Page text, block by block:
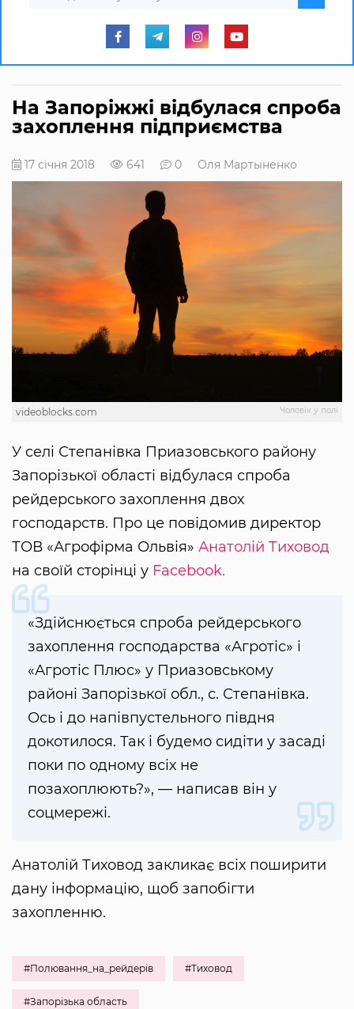
На Запоріжжі відбулася спроба
захоплення підприємства
17 січня 2018 641 0 Оля Мартыненко
Чоловік у полі
videoblocks.com
У селі Степанівка Приазовського району
Запорізької області відбулася спроба
рейдерського захоплення двох
господарств. Про це повідомив директор
ТОВ «Агрофірма Ольвія» Анатолій Тиховод
на своїй сторінці у Facebook.
«Здійснюється спроба рейдерського
захоплення господарства «Агротіс» і
«Агротіс Плюс» у Приазовському
районі Запорізької обл., с. Степанівка.
Ось і до напівпустельного півдня
докотилося. Так і будемо сидіти у засаді
поки по одному всіх не
позахоплюють?», — написав він у
соцмережі.
Анатолій Тиховод закликає всіх поширити
дану інформацію, щоб запобігти
захопленню.
#Полювання_на_рейдерів #Тиховод
#Запорізька область